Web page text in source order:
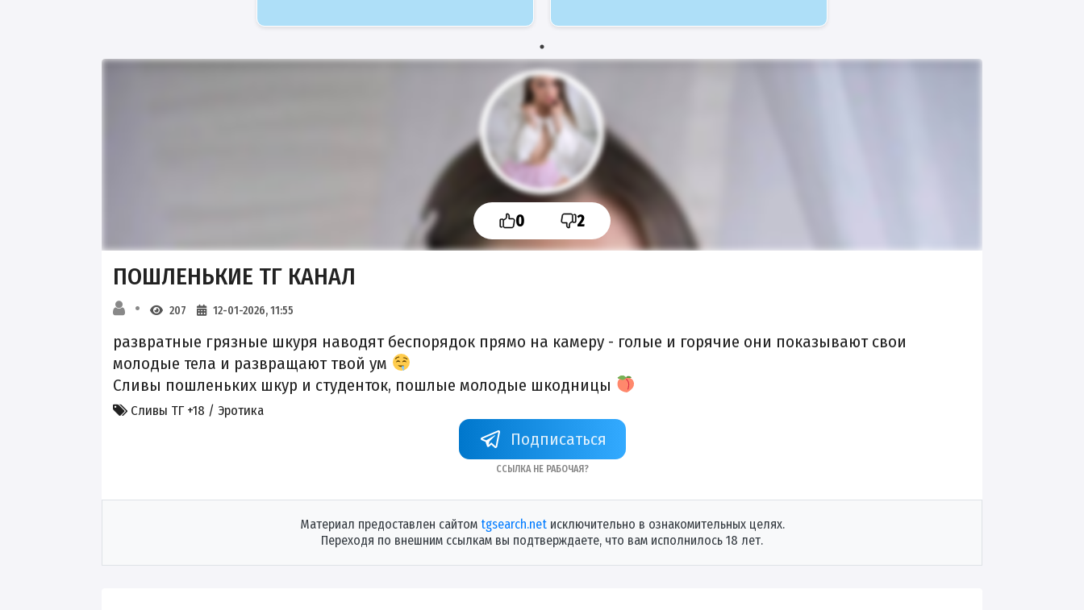
0 2
ПОШЛЕНЬКИЕ ТГ КАНАЛ
207 12-01-2026, 11:55
развратные грязные шкуря наводят беспорядок прямо на камеру - голые и горячие они показывают свои
молодые тела и развращают твой ум
Сливы пошленьких шкур и студенток, пошлые молодые шкодницы
Сливы ТГ +18 / Эротика
+qefHT7-tUUhiNWJi
Ссылка не рабочая?
Материал предоставлен сайтом tgsearch.netисключительно в ознакомительных целях.
Переходя по внешним ссылкам вы подтверждаете, что вам исполнилось 18 лет.